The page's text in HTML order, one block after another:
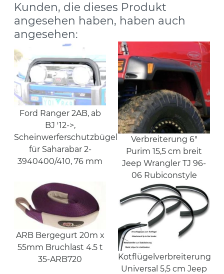
Kunden, die dieses Produkt
angesehen haben, haben auch
angesehen:
Ford Ranger 2AB, ab
BJ '12->,
Scheinwerferschutzbügel
für Saharabar 2-
3940400/410, 76 mm
Verbreiterung 6"
Purim 15,5 cm breit
Jeep Wrangler TJ 96-
06 Rubiconstyle
ARB Bergegurt 20m x
55mm Bruchlast 4.5 t
35-ARB720
Kotflügelverbreiterung
Universal 5,5 cm Jeep